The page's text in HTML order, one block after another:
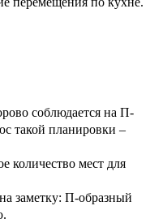
соблюдается на П-
такой планировки –
количество мест для
заметку: П-образный